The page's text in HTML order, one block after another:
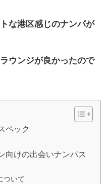
な港区感じのナンパが
ウンジが良かったので
ペック
向けの出会いナンパス
ついて